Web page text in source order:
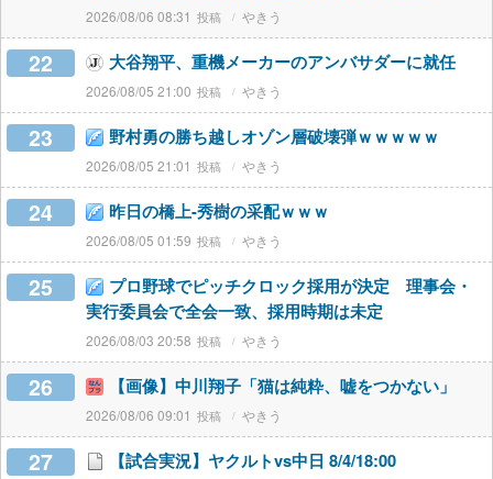
2026/08/06 08:31 やきう
22 大谷翔平、重機メーカーのアンバサダーに就任
2026/08/05 21:00 やきう
23 野村勇の勝ち越しオゾン層破壊弾ｗｗｗｗｗ
2026/08/05 21:01 やきう
24 昨日の橋上-秀樹の采配ｗｗｗ
2026/08/05 01:59 やきう
25
プロ野球でピッチクロック採用が決定 理事会・
実行委員会で全会一致、採用時期は未定
2026/08/03 20:58 やきう
26 【画像】中川翔子「猫は純粋、嘘をつかない」
2026/08/06 09:01 やきう
27 【試合実況】ヤクルトvs中日 8/4/18:00